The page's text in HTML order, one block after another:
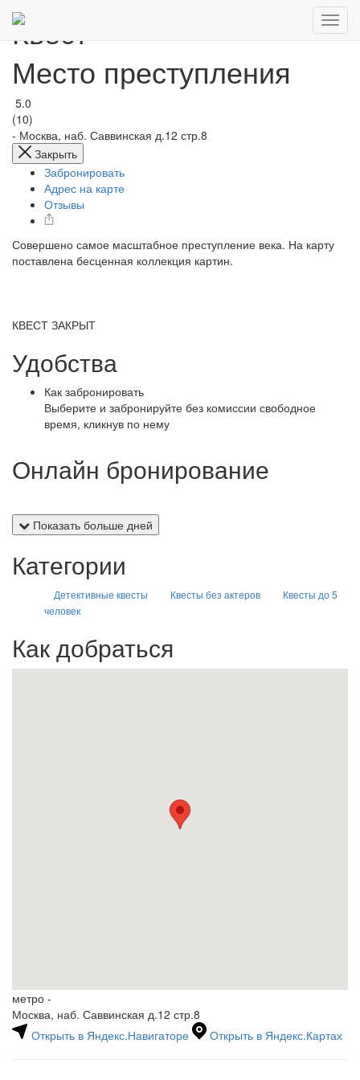
Квест
Место преступления
5.0
(10)
- Москва, наб. Саввинская д.12 стр.8
Закрыть
Забронировать
Адрес на карте
Отзывы
Совершено самое масштабное преступление века. На карту
поставлена бесценная коллекция картин.
КВЕСТ ЗАКРЫТ
Удобства
Как забронировать
Выберите и забронируйте без комиссии свободное
время, кликнув по нему
Онлайн бронирование
Показать больше дней
Категории
Детективные квесты Квесты без актеров
Квесты до 5
человек
Как добраться
метро -
Москва, наб. Саввинская д.12 стр.8
Открыть в Яндекс.Навигаторе
Открыть в Яндекс.Картах